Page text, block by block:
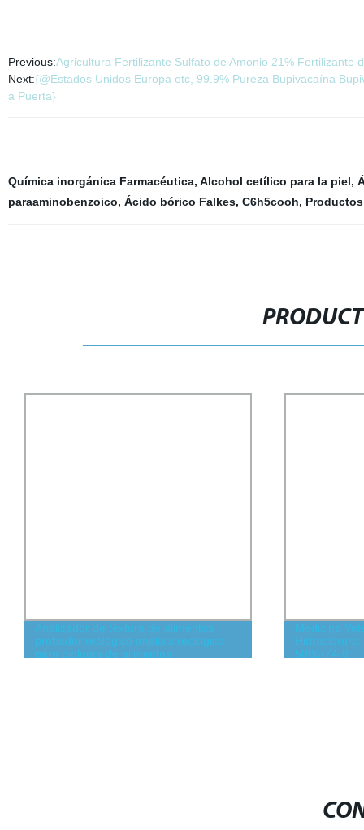
Previous:Agricultura Fertilizante Sulfato de Amonio 21% Fertilizante
Next:{@Estados Unidos Europa etc, 99.9% Pureza Bupivacaína
a Puerta}
Química inorgánica Farmacéutica, Alcohol cetílico para la piel,
paraaminobenzoico, Ácido bórico Falkes, C6h5cooh,
Analizador de textura de alimentos
probador reológico análisis reológico
para biología de alimentos
Medicina
Hidrocloruro
5086-74-8